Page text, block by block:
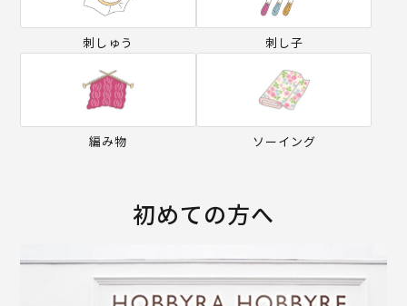
刺しゅう 刺し子
編み物 ソーイング
初めての方へ